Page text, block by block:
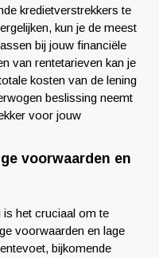
kredietverstrekkers te
kun je de meest
bij jouw financiële
van rentetarieven kan je
kosten van de lening
beslissing neemt
voor jouw
voorwaarden en
is het cruciaal om te
voorwaarden en lage
bijkomende